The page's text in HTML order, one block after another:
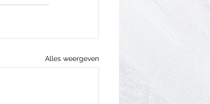
Alles weergeven